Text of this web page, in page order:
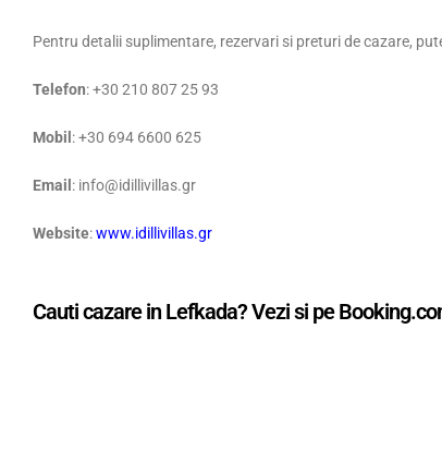
Pentru detalii suplimentare, rezervari si preturi de cazare,
Telefon: +30 210 807 25 93
Mobil : +30 694 6600 625
Email : info@idillivillas.gr
Website:www.idillivillas.gr
Cauti cazare in Lefkada? Vezi si pe